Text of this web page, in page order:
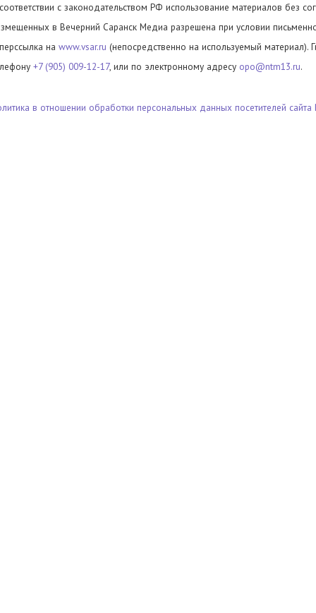
с законодательством РФ использование материалов без
в Вечерний Саранск Медиа разрешена при условии
на www.vsar.ru (непосредственно на используемый материал).
+7 (905) 009-12-17, или по электронному адресу opo@ntm13.ru.
в отношении обработки персональных данных посетителей